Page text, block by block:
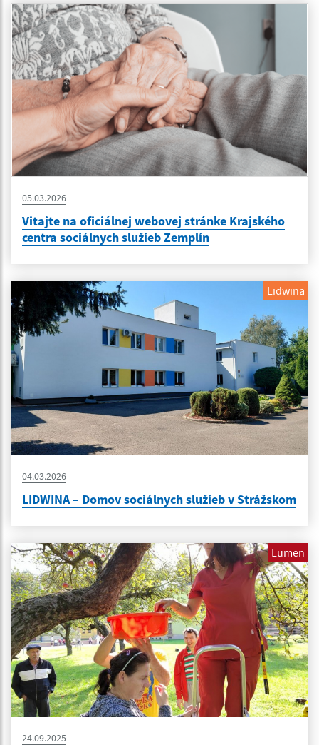
05.03.2026
Vitajte na oficiálnej webovej stránke Krajského
centra sociálnych služieb Zemplín
Lidwina
04.03.2026
LIDWINA – Domov sociálnych služieb v Strážskom
Lumen
24.09.2025